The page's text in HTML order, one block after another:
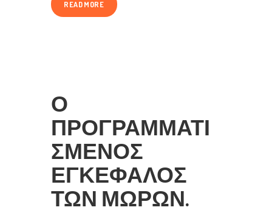
READ MORE
Ο
ΠΡΟΓΡΑΜΜΑΤΙ
ΣΜΈΝΟΣ
ΕΓΚΈΦΑΛΟΣ
ΤΩΝ ΜΩΡΏΝ.